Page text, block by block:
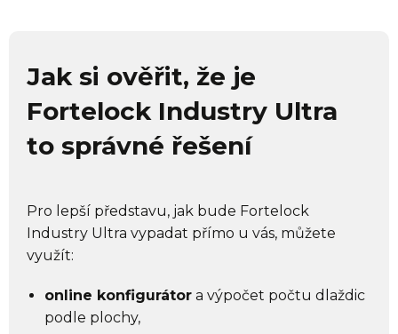
Jak si ověřit, že je
Fortelock Industry Ultra
to správné řešení
Pro lepší představu, jak bude Fortelock
Industry Ultra vypadat přímo u vás, můžete
využít:
online konfigurátor a výpočet počtu dlaždic
podle plochy,